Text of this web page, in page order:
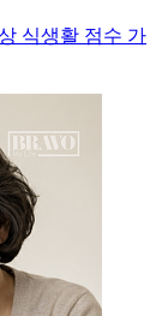
식생활 점수 가